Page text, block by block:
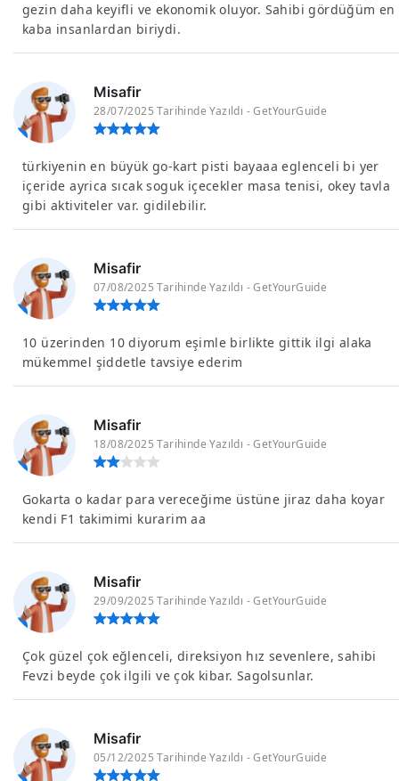
gezin daha keyifli ve ekonomik oluyor. Sahibi gördüğüm en
kaba insanlardan biriydi.
Misafir
28/07/2025 Tarihinde Yazıldı - GetYourGuide
türkiyenin en büyük go-kart pisti bayaaa eglenceli bi yer
içeride ayrica sıcak soguk içecekler masa tenisi, okey tavla
gibi aktiviteler var. gidilebilir.
Misafir
07/08/2025 Tarihinde Yazıldı - GetYourGuide
10 üzerinden 10 diyorum eşimle birlikte gittik ilgi alaka
mükemmel şiddetle tavsiye ederim
Misafir
18/08/2025 Tarihinde Yazıldı - GetYourGuide
Gokarta o kadar para vereceğime üstüne jiraz daha koyar
kendi F1 takimimi kurarim aa
Misafir
29/09/2025 Tarihinde Yazıldı - GetYourGuide
Çok güzel çok eğlenceli, direksiyon hız sevenlere, sahibi
Fevzi beyde çok ilgili ve çok kibar. Sagolsunlar.
Misafir
05/12/2025 Tarihinde Yazıldı - GetYourGuide